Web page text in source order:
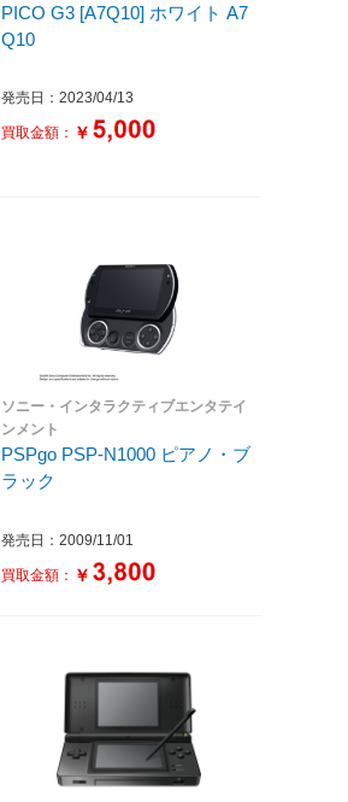
PICO G3 [A7Q10] ホワイト A7
Q10
発売日：2023/04/13
買取金額： ￥
ソニー・インタラクティブエンタテイ
ンメント
PSPgo PSP-N1000 ピアノ・ブ
ラック
発売日：2009/11/01
買取金額： ￥